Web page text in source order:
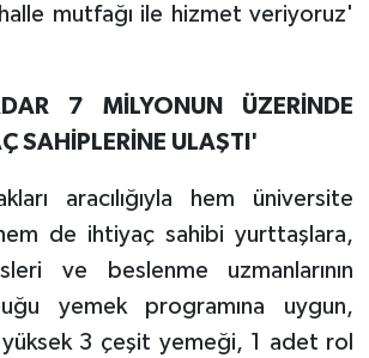
mutfağı ile hizmet veriyoruz'
7 MİLYONUN ÜZERİNDE
SAHİPLERİNE ULAŞTI'
aracılığıyla hem üniversite
de ihtiyaç sahibi yurttaşlara,
ve beslenme uzmanlarının
yemek programına uygun,
3 çeşit yemeği, 1 adet rol